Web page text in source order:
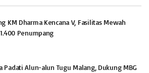
KM Dharma Kencana V, Fasilitas Mewah
Penumpang
Padati Alun-alun Tugu Malang, Dukung MBG